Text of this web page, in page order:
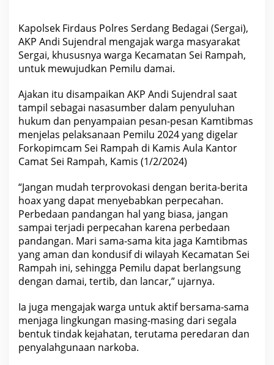
a
k
a
r
U
n
t
u
k
M
e
w
u
u
d
k
a
n
P
e
m
i
l
u
D
m
i
Kapolsek Firdaus Polres Serdang Bedagai (Sergai),
AKP Andi Sujendral mengajak warga masyarakat
Sergai, khususnya warga Kecamatan Sei Rampah,
untuk mewujudkan Pemilu damai.
Ajakan itu disampaikan AKP Andi Sujendral saat
tampil sebagai nasasumber dalam penyuluhan
hukum dan penyampaian pesan-pesan Kamtibmas
menjelas pelaksanaan Pemilu 2024 yang digelar
Forkopimcam Sei Rampah di Kamis Aula Kantor
Camat Sei Rampah, Kamis (1/2/2024)
“Jangan mudah terprovokasi dengan berita-berita
hoax yang dapat menyebabkan perpecahan.
Perbedaan pandangan hal yang biasa, jangan
sampai terjadi perpecahan karena perbedaan
pandangan. Mari sama-sama kita jaga Kamtibmas
yang aman dan kondusif di wilayah Kecamatan Sei
Rampah ini, sehingga Pemilu dapat berlangsung
dengan damai, tertib, dan lancar,” ujarnya.
Ia juga mengajak warga untuk aktif bersama-sama
menjaga lingkungan masing-masing dari segala
bentuk tindak kejahatan, terutama peredaran dan
penyalahgunaan narkoba.